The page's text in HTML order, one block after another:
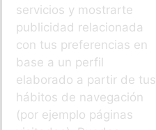
servicios y mostrarte
publicidad relacionada
con tus preferencias en
base a un perfil
elaborado a partir de tus
hábitos de navegación
(por ejemplo páginas